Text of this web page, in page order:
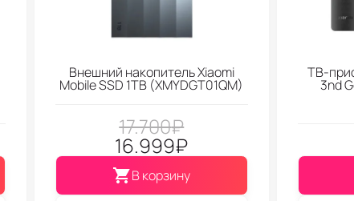
Внешний накопитель Xiaomi
Mobile SSD 1TB (XMYDGT01QM)
17.700₽
16.999₽
В корзину
ТВ-
3nd